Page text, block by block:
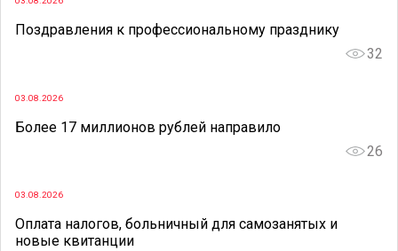
Поздравления к профессиональному празднику
32
03.08.2026
Более 17 миллионов рублей направило
26
03.08.2026
Оплата налогов, больничный для самозанятых и
новые квитанции